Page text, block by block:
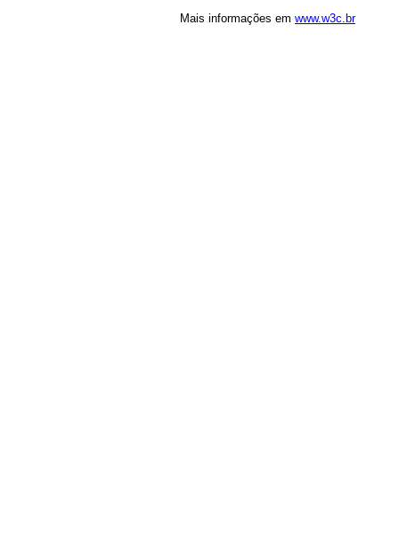
Mais informações em www.w3c.br